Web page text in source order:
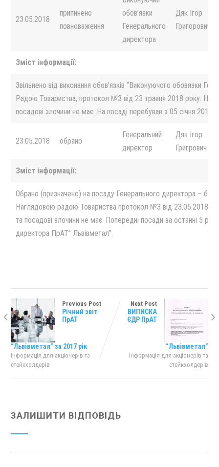
23.05.2018
припинено
повноваження
обов’язки
Генерального
директора
Дяк Iгор
Григорович
Зміст інформації:
Звiльнено вiд виконання обов’язків “Виконуючого обовязки
Радою Товариства, протокол №3 вiд 23 травня 2018 року.
посадовi злочини не має. На посадi перебував з 05 сiчня 2013
23.05.2018 обрано
Генеральний
директор
Дяк Iгор
Григрович
Зміст інформації:
Обрано (призначено) на посаду Генерального директора –
Наглядовою радою Товариства протокол №3 вiд 23.05.2018 р.
та посадовi злочини не має. Попереднi посади за останнi 5
директора ПрАТ” Львiвметал”.
Previous Post
Річний звіт
ПрАТ
“Львівметал” за 2017 рік
Інформація для акціонерів та
стейкхолдерів
Next Post
ВИПИСКА
ЄДР ПрАТ
“Львівметал”
Інформація для акціонерів та
стейкхолдерів
ЗАЛИШИТИ ВІДПОВІДЬ